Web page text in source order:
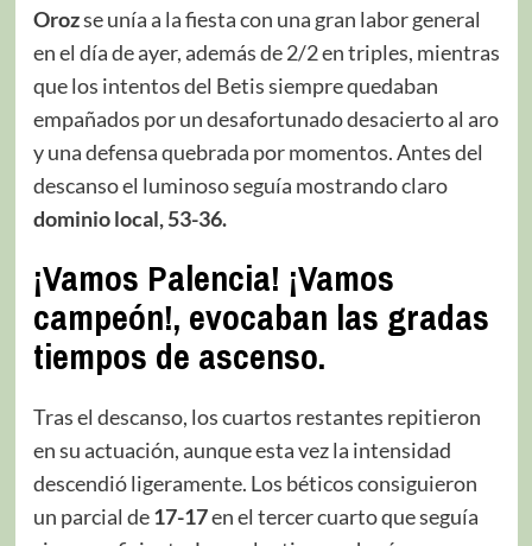
Orozse unía a la fiesta con una gran labor general
en el día de ayer, además de 2/2 en triples, mientras
que los intentos del Betis siempre quedaban
empañados por un desafortunado desacierto al aro
y una defensa quebrada por momentos. Antes del
descanso el luminoso seguía mostrando claro
dominio local, 53-36.
¡Vamos Palencia! ¡Vamos
campeón!, evocaban las gradas
tiempos de ascenso.
Tras el descanso, los cuartos restantes repitieron
en su actuación, aunque esta vez la intensidad
descendió ligeramente. Los béticos consiguieron
un parcial de17-17en el tercer cuarto que seguía